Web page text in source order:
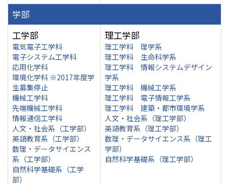
学部
工学部
電気電子工学科
電子システム工学科
応用化学科
環境化学科 ※2017年度学
生募集停止
機械工学科
先端機械工学科
情報通信工学科
人文・社会系（工学部）
英語教育系（工学部）
数理・データサイエンス
系（工学部）
自然科学基礎系（工学
部）
理工学部
理工学科 理学系
理工学科 生命科学系
理工学科 情報システムデザイン
学系
理工学科 機械工学系
理工学科 電子情報工学系
理工学科 建築・都市環境学系
人文・社会系（理工学部）
英語教育系（理工学部）
数理・データサイエンス系（理工
学部）
自然科学基礎系（理工学部）